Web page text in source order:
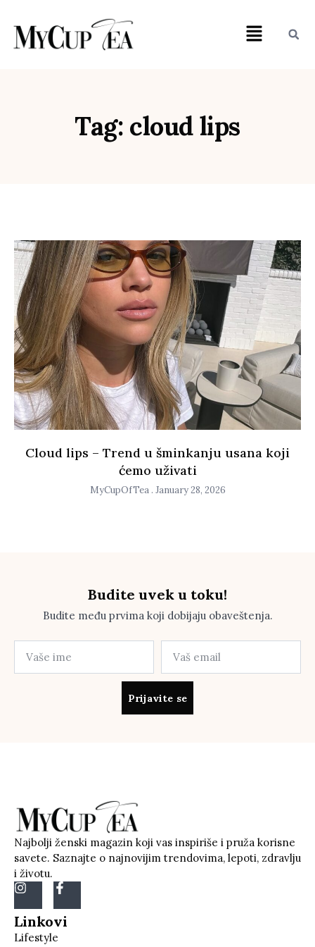
Tag: cloud lips
Cloud lips – Trend u šminkanju usana koji
ćemo uživati
MyCupOfTea January 28, 2026
Budite uvek u toku!
Budite među prvima koji dobijaju obaveštenja.
Prijavite se
Najbolji ženski magazin koji vas inspiriše i pruža korisne
savete. Saznajte o najnovijim trendovima, lepoti, zdravlju
i životu.
Linkovi
Lifestyle